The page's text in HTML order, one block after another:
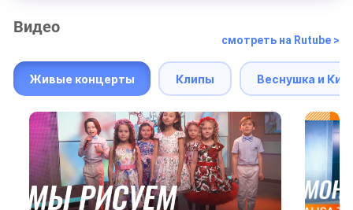
Видео
смотреть на Rutube >
Живые концерты Клипы Веснушка и